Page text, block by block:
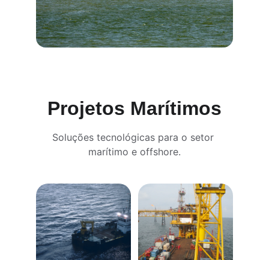
Projetos Marítimos
Soluções tecnológicas para o setor
marítimo e offshore.